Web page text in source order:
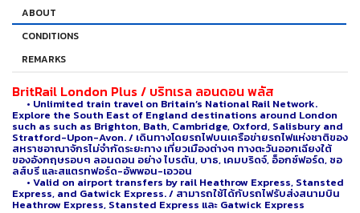
ABOUT
CONDITIONS
REMARKS
BritRail London Plus / บริทเรล ลอนดอน พลัส
• Unlimited train travel on Britain’s National Rail Network.
Explore the South East of England destinations around London
such as such as Brighton, Bath, Cambridge, Oxford, Salisbury and
Stratford-Upon-Avon. / เดินทางโดยรถไฟบนเครือข่ายรถไฟแห่งชาติของ
สหราชอาณาจักรไม่จำกัดระยะทาง เที่ยวเมืองต่างๆ ทางตะวันออกเฉียงใต้
ของอังกฤษรอบๆ ลอนดอน อย่าง ไบรตัน, บาธ, เคมบริดจ์, อ็อกซ์ฟอร์ด, ซอ
ลส์บรี และสแตรทฟอร์ด-อัพพอน-เอวอน
• Valid on airport transfers by rail Heathrow Express, Stansted
Express, and Gatwick Express. / สามารถใช้ได้กับรถไฟรับส่งสนามบิน
Heathrow Express, Stansted Express และ Gatwick Express